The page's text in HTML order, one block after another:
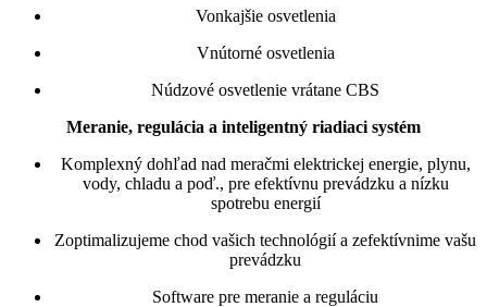
Vonkajšie osvetlenia
Vnútorné osvetlenia
Núdzové osvetlenie vrátane CBS
Meranie, regulácia a inteligentný riadiaci systém
Komplexný dohľad nad meračmi elektrickej energie, plynu,
vody, chladu a poď., pre efektívnu prevádzku a nízku
spotrebu energií
Zoptimalizujeme chod vašich technológií a zefektívnime vašu
prevádzku
Software pre meranie a reguláciu